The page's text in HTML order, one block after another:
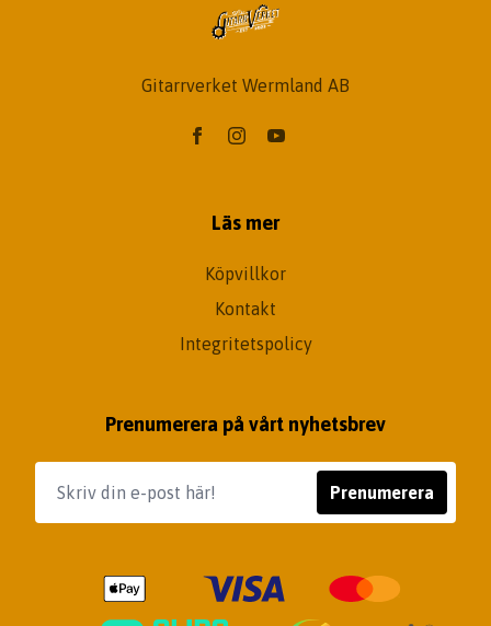
Gitarrverket Wermland AB
Läs mer
Köpvillkor
Kontakt
Integritetspolicy
Prenumerera på vårt nyhetsbrev
Prenumerera